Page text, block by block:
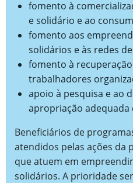
fomento à
e solidário e ao
fomento aos
solidários e às redes
fomento à
trabalhadores
apoio à pesquisa e ao
apropriação adequada
Beneficiários de
atendidos pelas ações da
que atuem em
solidários. A prioridade